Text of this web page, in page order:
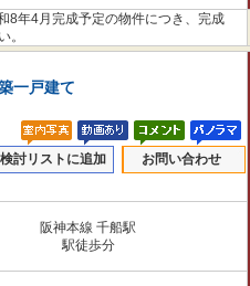
8年4月完成予定の物件につき、完成
。
一戸建て
検討リストに追加 お問い合わせ
阪神本線 千船駅
駅徒歩分